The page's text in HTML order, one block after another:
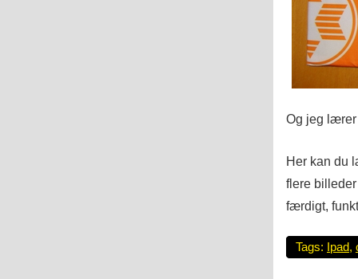
Og jeg lærer
Her kan du
flere
færdigt,
Tags: Ipad,